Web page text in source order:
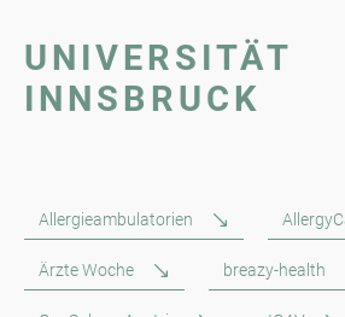
UNIVERSITÄT
INNSBRUCK
Allergieambulatorien
Ärzte Woche breazy-health